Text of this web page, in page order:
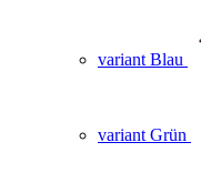
variant Blau
variant Grün